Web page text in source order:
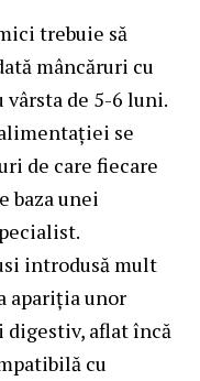
trebuie să
mâncăruri cu
de 5-6 luni.
se
de care fiecare
baza unei
introdusă mult
apariția unor
aflat încă
cu